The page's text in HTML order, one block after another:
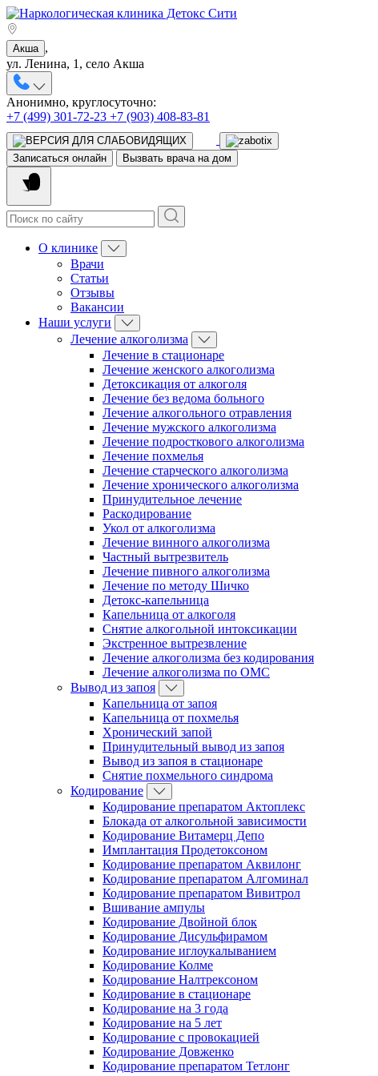
Акша ,
ул. Ленина, 1, село Акша
Анонимно, круглосуточно:
+7 (499) 301-72-23 +7 (903) 408-83-81
Записаться онлайн Вызвать врача на дом
О клинике
Врачи
Статьи
Отзывы
Вакансии
Наши услуги
Лечение алкоголизма
Лечение в стационаре
Лечение женского алкоголизма
Детоксикация от алкоголя
Лечение без ведома больного
Лечение алкогольного отравления
Лечение мужского алкоголизма
Лечение подросткового алкоголизма
Лечение похмелья
Лечение старческого алкоголизма
Лечение хронического алкоголизма
Принудительное лечение
Раскодирование
Укол от алкоголизма
Лечение винного алкоголизма
Частный вытрезвитель
Лечение пивного алкоголизма
Лечение по методу Шичко
Детокс-капельница
Капельница от алкоголя
Снятие алкогольной интоксикации
Экстренное вытрезвление
Лечение алкоголизма без кодирования
Лечение алкоголизма по ОМС
Вывод из запоя
Капельница от запоя
Капельница от похмелья
Хронический запой
Принудительный вывод из запоя
Вывод из запоя в стационаре
Снятие похмельного синдрома
Кодирование
Кодирование препаратом Актоплекс
Блокада от алкогольной зависимости
Кодирование Витамерц Депо
Имплантация Продетоксоном
Кодирование препаратом Аквилонг
Кодирование препаратом Алгоминал
Кодирование препаратом Вивитрол
Вшивание ампулы
Кодирование Двойной блок
Кодирование Дисульфирамом
Кодирование иглоукалыванием
Кодирование Колме
Кодирование Налтрексоном
Кодирование в стационаре
Кодирование на 3 года
Кодирование на 5 лет
Кодирование с провокацией
Кодирование Довженко
Кодирование препаратом Тетлонг